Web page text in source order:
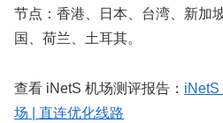
节点：香港、日本、台湾、新加
国、荷兰、土耳其。
查看 iNetS 机场测评报告： iNetS
场 | 直连优化线路